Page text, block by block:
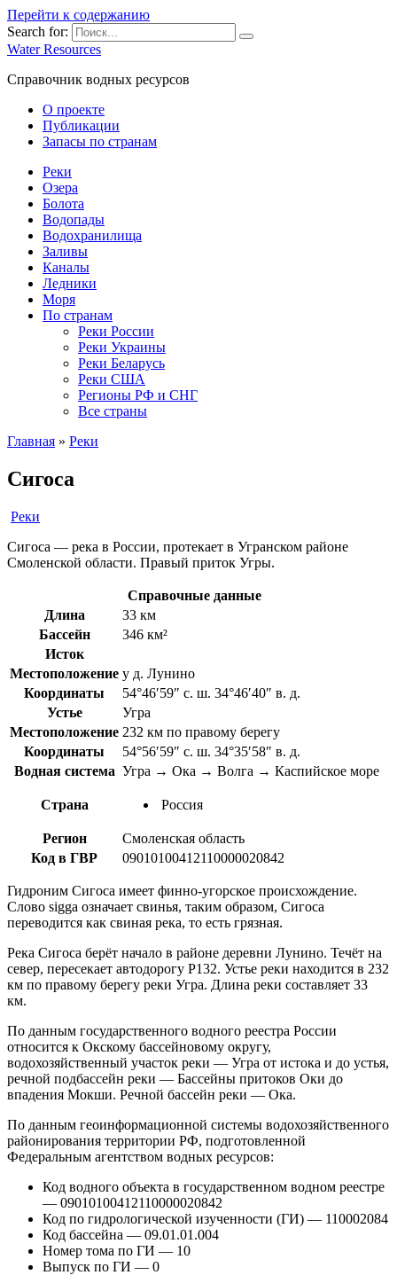
Перейти к содержанию
Search for:
Water Resources
Справочник водных ресурсов
О проекте
Публикации
Запасы по странам
Реки
Озера
Болота
Водопады
Водохранилища
Заливы
Каналы
Ледники
Моря
По странам
Реки России
Реки Украины
Реки Беларусь
Реки США
Регионы РФ и СНГ
Все страны
Главная » Реки
Сигоса
Реки
Сигоса — река в России, протекает в Угранском районе
Смоленской области. Правый приток Угры.
Справочные данные
Длина
33 км
Бассейн
346 км²
Исток
Местоположение у д. Лунино
Координаты
54°46′59″ с. ш. 34°46′40″ в. д.
Устье
Угра
Местоположение 232 км по правому берегу
Координаты
54°56′59″ с. ш. 34°35′58″ в. д.
Водная система Угра → Ока → Волга → Каспийское море
Страна Россия
Регион
Смоленская область
Код в ГВР
09010100412110000020842
Гидроним Сигоса имеет финно-угорское происхождение.
Слово sigga означает свинья, таким образом, Сигоса
переводится как свиная река, то есть грязная.
Река Сигоса берёт начало в районе деревни Лунино. Течёт на
север, пересекает автодорогу Р132. Устье реки находится в 232
км по правому берегу реки Угра. Длина реки составляет 33
км.
По данным государственного водного реестра России
относится к Окскому бассейновому округу,
водохозяйственный участок реки — Угра от истока и до устья,
речной подбассейн реки — Бассейны притоков Оки до
впадения Мокши. Речной бассейн реки — Ока.
По данным геоинформационной системы водохозяйственного
районирования территории РФ, подготовленной
Федеральным агентством водных ресурсов:
Код водного объекта в государственном водном реестре
— 09010100412110000020842
Код по гидрологической изученности (ГИ) — 110002084
Код бассейна — 09.01.01.004
Номер тома по ГИ — 10
Выпуск по ГИ — 0